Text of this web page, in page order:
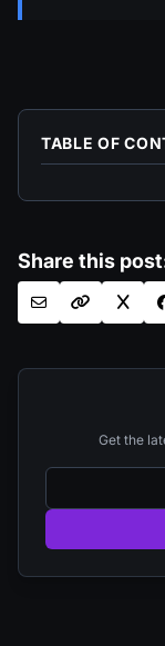
TABLE OF
Share this
Get the